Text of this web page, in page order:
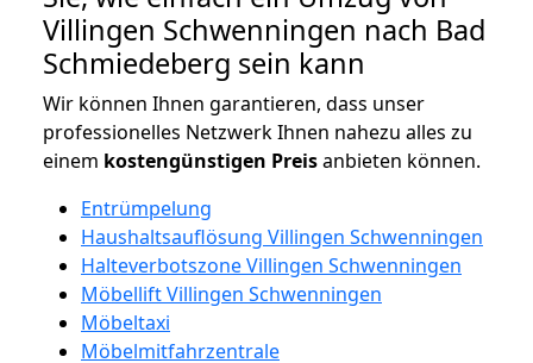
Villingen Schwenningen nach Bad
Schmiedeberg sein kann
Wir können Ihnen garantieren, dass unser
professionelles Netzwerk Ihnen nahezu alles zu
einem kostengünstigen Preisanbieten können.
Entrümpelung
Haushaltsauflösung Villingen Schwenningen
Halteverbotszone Villingen Schwenningen
Möbellift Villingen Schwenningen
Möbeltaxi
Möbelmitfahrzentrale